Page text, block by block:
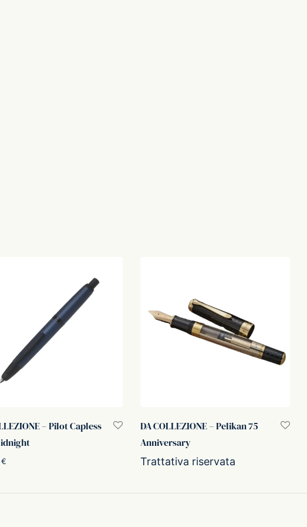
– Pilot Capless
€
DA COLLEZIONE – Pelikan 75
Anniversary
Trattativa riservata